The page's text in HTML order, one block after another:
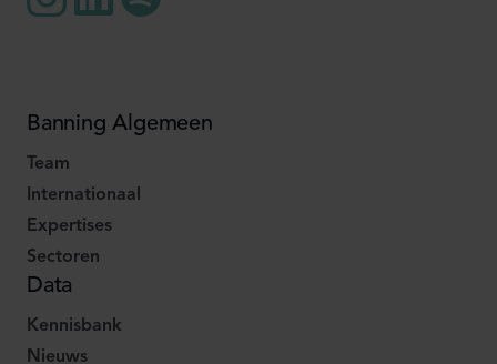
Banning Algemeen
Team
Internationaal
Expertises
Sectoren
Data
Kennisbank
Nieuws